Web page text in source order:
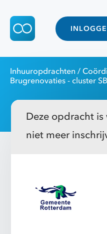
Inhuuropdrachten /
Brugrenovaties - cluster SB
Deze opdracht
niet meer